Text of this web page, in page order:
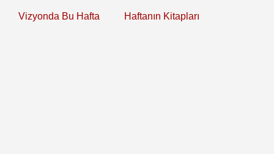
Vizyonda Bu Hafta Haftanın Kitapları